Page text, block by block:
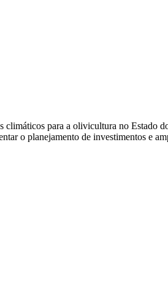
climáticos para a olivicultura no Estado
o planejamento de investimentos e